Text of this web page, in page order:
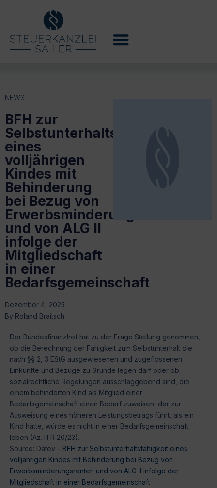
NEWS
BFH zur
Selbstunterhaltsfähigkeit
eines
volljährigen
Kindes mit
Behinderung
bei Bezug von
Erwerbsminderungsrenten
und von ALG II
infolge der
Mitgliedschaft
in einer
Bedarfsgemeinschaft
Dezember 4, 2025
By Roland Braitsch
Der Bundesfinanzhof hat zu der Frage Stellung genommen,
ob die Berechnung der Fähigkeit zum Selbstunterhalt die
nach §§ 2, 3 EStG ausgewiesenen und zugeflossenen
Einkünfte und Bezüge zu Grunde legen darf oder ob
sozialrechtliche Regelungen ausschlaggebend sind, die
einem behinderten Kind als Mitglied einer
Bedarfsgemeinschaft einen Bedarf zuweisen, der zur
Ausweisung eines höheren Leistungsbetrags führt, als ein
Kind hätte, würde es nicht in einer Bedarfsgemeinschaft
leben (Az. III R 20/23).
Source: Datev – BFH zur Selbstunterhaltsfähigkeit eines
volljährigen Kindes mit Behinderung bei Bezug von
Erwerbsminderungsrenten und von ALG II infolge der
Mitgliedschaft in einer Bedarfsgemeinschaft